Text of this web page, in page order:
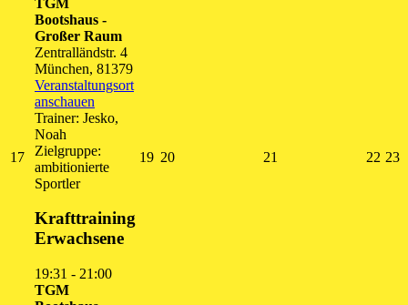
1717.
August
2026
Bootshaus -
Großer Raum
Zentralländstr. 4
München, 81379
Veranstaltungsort
anschauen
Trainer: Jesko,
Noah
Zielgruppe:
ambitionierte
Sportler
Krafttraining
Erwachsene
19:31 - 21:00
TGM
1919.
2020.
21 22 22.
23